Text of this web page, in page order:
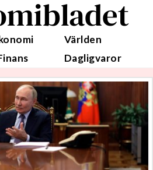
Världen
Dagligvaror